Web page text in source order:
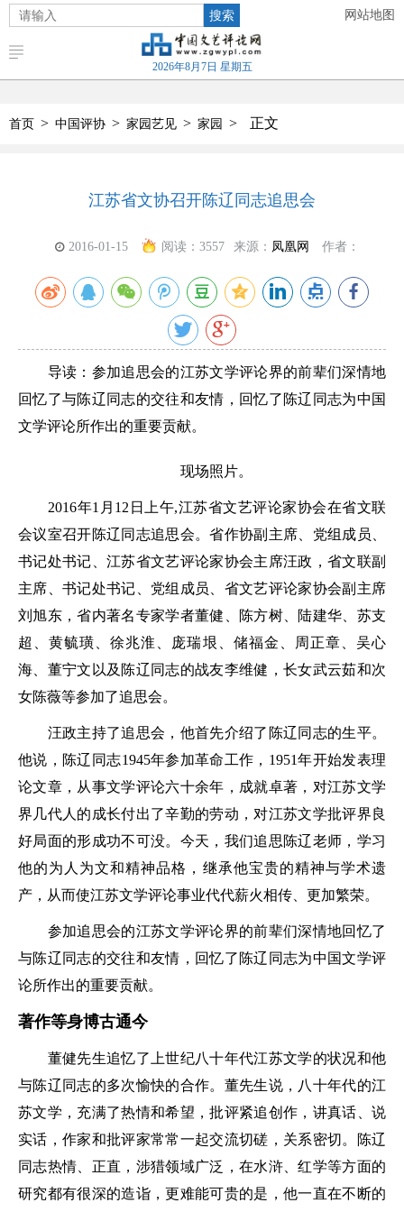
搜索 网站地图
2026年8月7日 星期五
首页 > 中国评协 > 家园艺见 > 家园 > 正文
江苏省文协召开陈辽同志追思会
2016-01-15 阅读： 3557 来源： 凤凰网 作者：
导读：参加追思会的江苏文学评论界的前辈们深情地
回忆了与陈辽同志的交往和友情，回忆了陈辽同志为中国
文学评论所作出的重要贡献。
现场照片。
2016年1月12日上午,江苏省文艺评论家协会在省文联
会议室召开陈辽同志追思会。省作协副主席、党组成员、
书记处书记、江苏省文艺评论家协会主席汪政，省文联副
主席、书记处书记、党组成员、省文艺评论家协会副主席
刘旭东，省内著名专家学者董健、陈方树、陆建华、苏支
超、黄毓璜、徐兆淮、庞瑞垠、储福金、周正章、吴心
海、董宁文以及陈辽同志的战友李维健，长女武云茹和次
女陈薇等参加了追思会。
汪政主持了追思会，他首先介绍了陈辽同志的生平。
他说，陈辽同志1945年参加革命工作，1951年开始发表理
论文章，从事文学评论六十余年，成就卓著，对江苏文学
界几代人的成长付出了辛勤的劳动，对江苏文学批评界良
好局面的形成功不可没。今天，我们追思陈辽老师，学习
他的为人为文和精神品格，继承他宝贵的精神与学术遗
产，从而使江苏文学评论事业代代薪火相传、更加繁荣。
参加追思会的江苏文学评论界的前辈们深情地回忆了
与陈辽同志的交往和友情，回忆了陈辽同志为中国文学评
论所作出的重要贡献。
著作等身博古通今
董健先生追忆了上世纪八十年代江苏文学的状况和他
与陈辽同志的多次愉快的合作。董先生说，八十年代的江
苏文学，充满了热情和希望，批评紧追创作，讲真话、说
实话，作家和批评家常常一起交流切磋，关系密切。陈辽
同志热情、正直，涉猎领域广泛，在水浒、红学等方面的
研究都有很深的造诣，更难能可贵的是，他一直在不断的